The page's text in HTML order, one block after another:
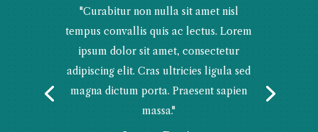
"Curabitur non nulla sit amet nisl
tempus convallis quis ac lectus. Lorem
ipsum dolor sit amet, consectetur
adipiscing elit. Cras ultricies ligula sed
magna dictum porta. Praesent sapien
massa."